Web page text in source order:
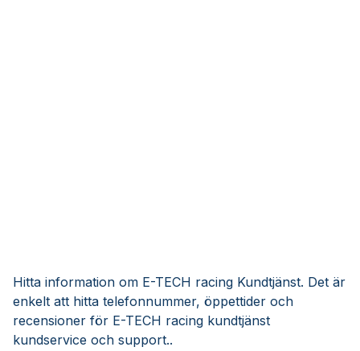
Hitta information om E-TECH racing Kundtjänst. Det är
enkelt att hitta telefonnummer, öppettider och
recensioner för E-TECH racing kundtjänst
kundservice och support..